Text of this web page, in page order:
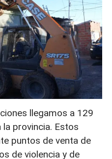
llegamos a 129
provincia. Estos
puntos de venta de
de violencia y de